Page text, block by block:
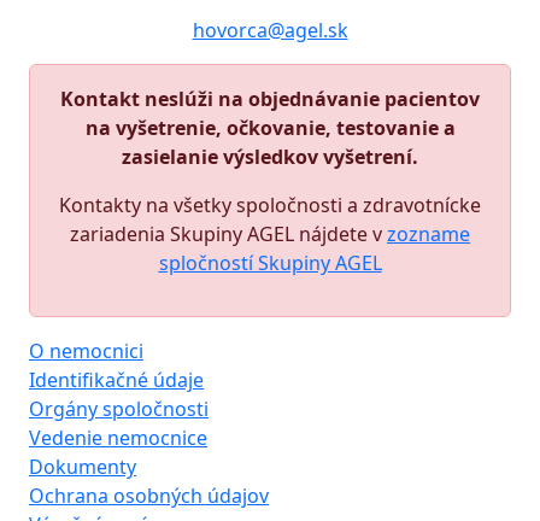
hovorca@agel.sk
Kontakt neslúži na objednávanie pacientov
na vyšetrenie, očkovanie, testovanie a
zasielanie výsledkov vyšetrení.
Kontakty na všetky spoločnosti a zdravotnícke
zariadenia Skupiny AGEL nájdete vzozname
spločností Skupiny AGEL
O nemocnici
Identifikačné údaje
Orgány spoločnosti
Vedenie nemocnice
Dokumenty
Ochrana osobných údajov